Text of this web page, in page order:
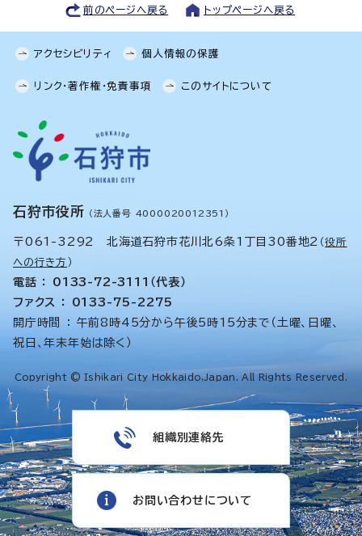
前のページへ戻る トップページへ戻る
アクセシビリティ 個人情報の保護
リンク・著作権・免責事項 このサイトについて
石狩市役所 （法人番号 4000020012351）
〒061-3292 北海道石狩市花川北6条1丁目30番地2 （役所
への行き方 ）
電話 ： 0133-72-3111（代表）
ファクス ： 0133-75-2275
開庁時間 ： 午前8時45分から午後5時15分まで（土曜、日曜、
祝日、年末年始は除く）
Copyright © Ishikari City Hokkaido,Japan. All Rights Reserved.
組織別連絡先
お問い合わせについて